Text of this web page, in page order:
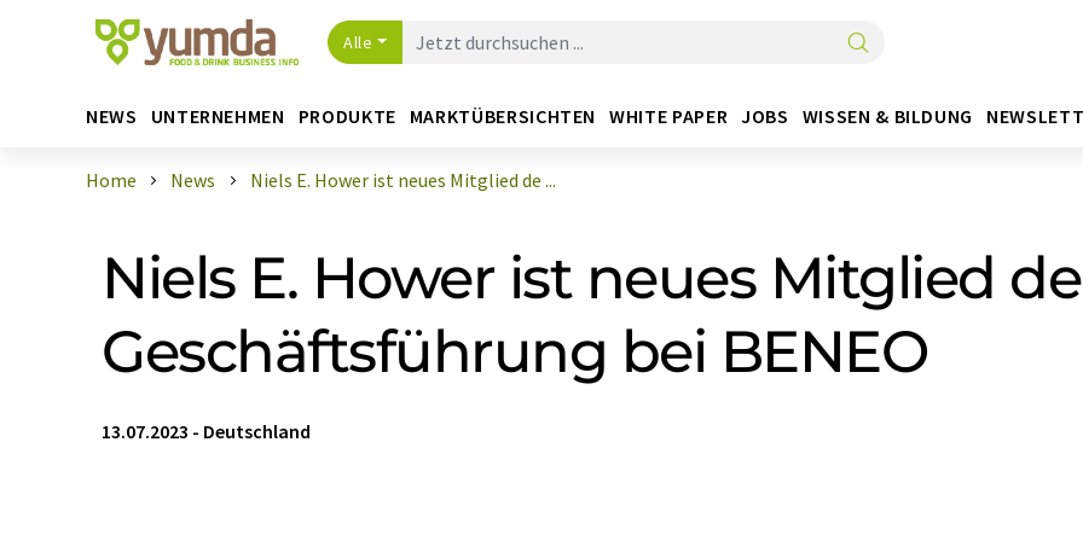
Alle
NEWS UNTERNEHMEN PRODUKTE MARKTÜBERSICHTEN WHITE PAPER JOBS WISSEN & BILDUNG
Home News Niels E. Hower ist neues Mitglied de ...
Niels E. Hower ist neues Mitglied
Geschäftsführung bei BENEO
13.07.2023 - Deutschland